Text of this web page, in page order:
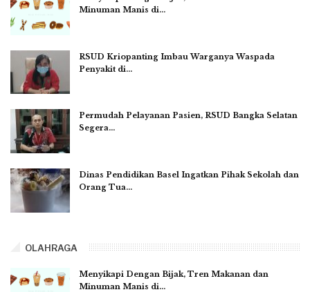
Minuman Manis di…
RSUD Kriopanting Imbau Warganya Waspada
Penyakit di…
Permudah Pelayanan Pasien, RSUD Bangka Selatan
Segera…
Dinas Pendidikan Basel Ingatkan Pihak Sekolah dan
Orang Tua…
OLAHRAGA
Menyikapi Dengan Bijak, Tren Makanan dan
Minuman Manis di…